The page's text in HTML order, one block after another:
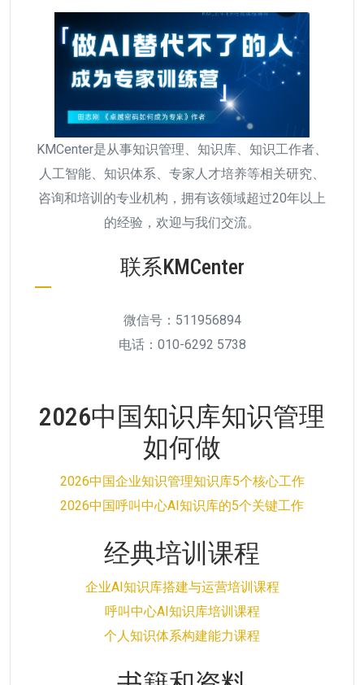
KMCenter是从事知识管理、知识库、知识工作者、
人工智能、知识体系、专家人才培养等相关研究、
咨询和培训的专业机构，拥有该领域超过20年以上
的经验，欢迎与我们交流。
联系KMCenter
微信号：511956894
电话：010-6292 5738
2026中国知识库知识管理
如何做
2026中国企业知识管理知识库5个核心工作
2026中国呼叫中心AI知识库的5个关键工作
经典培训课程
企业AI知识库搭建与运营培训课程
呼叫中心AI知识库培训课程
个人知识体系构建能力课程